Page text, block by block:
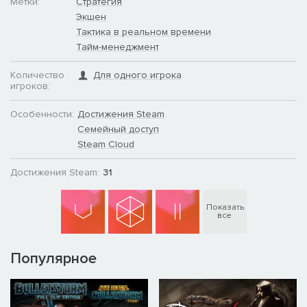
Экшен
Тактика в реальном времени
Тайм-менеджмент
Количество
игроков:
Для одного игрока
Особенности: Достижения Steam
Семейный доступ
Steam Cloud
Достижения Steam: 31
Показать
все
Популярное